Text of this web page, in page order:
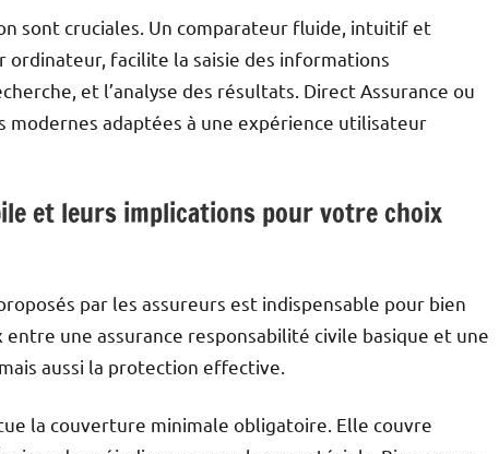
sont cruciales. Un comparateur fluide, intuitif et
ordinateur, facilite la saisie des informations
et l’analyse des résultats. Direct Assurance ou
adaptées à une expérience utilisateur
et leurs implications pour votre choix
par les assureurs est indispensable pour bien
une assurance responsabilité civile basique et une
aussi la protection effective.
la couverture minimale obligatoire. Elle couvre